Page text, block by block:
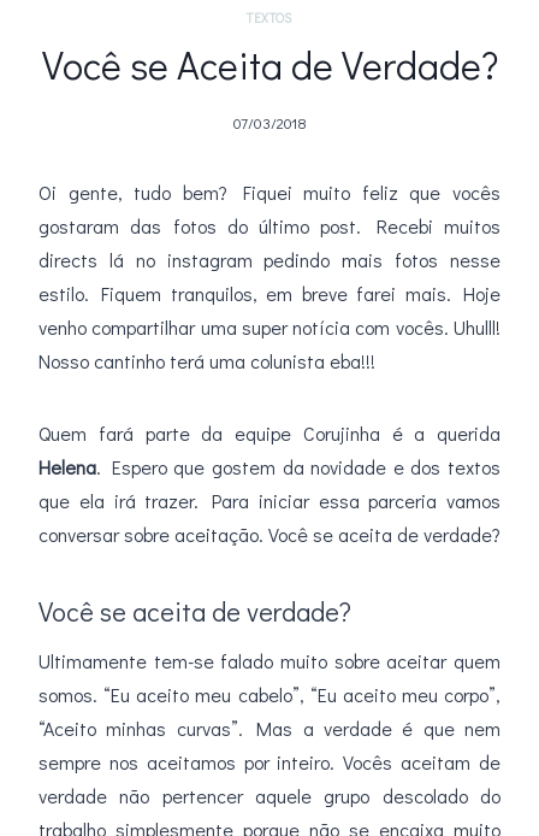
TEXTOS
Você se Aceita de Verdade?
07/03/2018
Oi gente, tudo bem? Fiquei muito feliz que vocês
gostaram das fotos do último post. Recebi muitos
directs lá no instagram pedindo mais fotos nesse
estilo. Fiquem tranquilos, em breve farei mais. Hoje
venho compartilhar uma super notícia com vocês. Uhulll!
Nosso cantinho terá uma colunista eba!!!
Quem fará parte da equipe Corujinha é a querida
Helena. Espero que gostem da novidade e dos textos
que ela irá trazer. Para iniciar essa parceria vamos
conversar sobre aceitação. Você se aceita de verdade?
Você se aceita de verdade?
Ultimamente tem-se falado muito sobre aceitar quem
somos. “Eu aceito meu cabelo”, “Eu aceito meu corpo”,
“Aceito minhas curvas”. Mas a verdade é que nem
sempre nos aceitamos por inteiro. Vocês aceitam de
verdade não pertencer aquele grupo descolado do
trabalho simplesmente porque não se encaixa muito